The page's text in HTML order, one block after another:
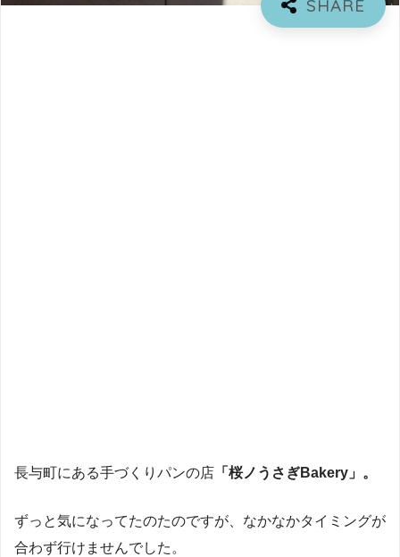
長与町にある手づくりパンの店 「桜ノうさぎBakery」。
ずっと気になってたのたのですが、なかなかタイミングが
合わず行けませんでした。